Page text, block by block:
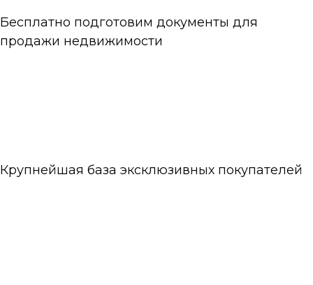
Бесплатно подготовим документы для
продажи недвижимости
Крупнейшая база эксклюзивных покупателей